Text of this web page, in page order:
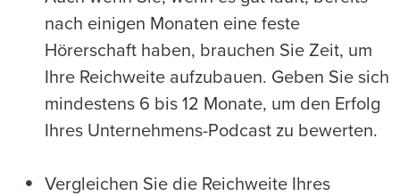
nach einigen Monaten eine feste
Hörerschaft haben, brauchen Sie Zeit, um
Ihre Reichweite aufzubauen. Geben Sie sich
mindestens 6 bis 12 Monate, um den Erfolg
Ihres Unternehmens-Podcast zu bewerten.
Vergleichen Sie die Reichweite Ihres